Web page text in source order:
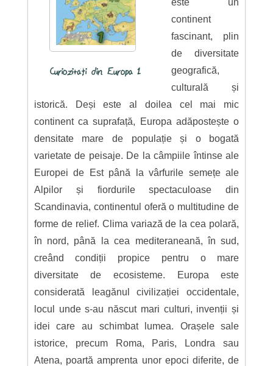
Curiozități din Europa 1
este un
continent
fascinant, plin
de diversitate
geografică,
culturală și
istorică. Deși este al doilea cel mai mic
continent ca suprafață, Europa adăpostește o
densitate mare de populație și o bogată
varietate de peisaje. De la câmpiile întinse ale
Europei de Est până la vârfurile semețe ale
Alpilor și fiordurile spectaculoase din
Scandinavia, continentul oferă o multitudine de
forme de relief. Clima variază de la cea polară,
în nord, până la cea mediteraneană, în sud,
creând condiții propice pentru o mare
diversitate de ecosisteme. Europa este
considerată leagănul civilizației occidentale,
locul unde s-au născut mari culturi, invenții și
idei care au schimbat lumea. Orașele sale
istorice, precum Roma, Paris, Londra sau
Atena, poartă amprenta unor epoci diferite, de